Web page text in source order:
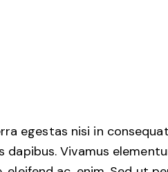
egestas nisi in
Vivamus